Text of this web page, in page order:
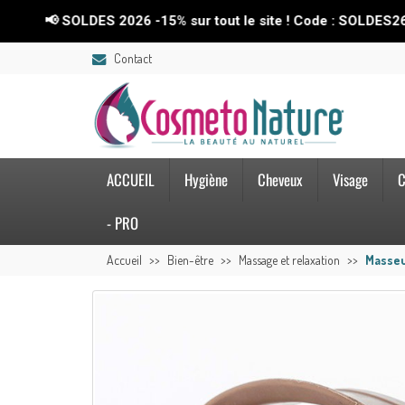
2026 -15% sur tout le site ! Code : SOLDES26💥
Contact
ACCUEIL Hygiène Cheveux Visage
- PRO
Accueil Bien-être Massage et relaxation